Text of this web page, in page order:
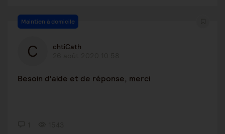
Maintien à domicile
chtiCath
Besoin d'aide et de réponse, merci